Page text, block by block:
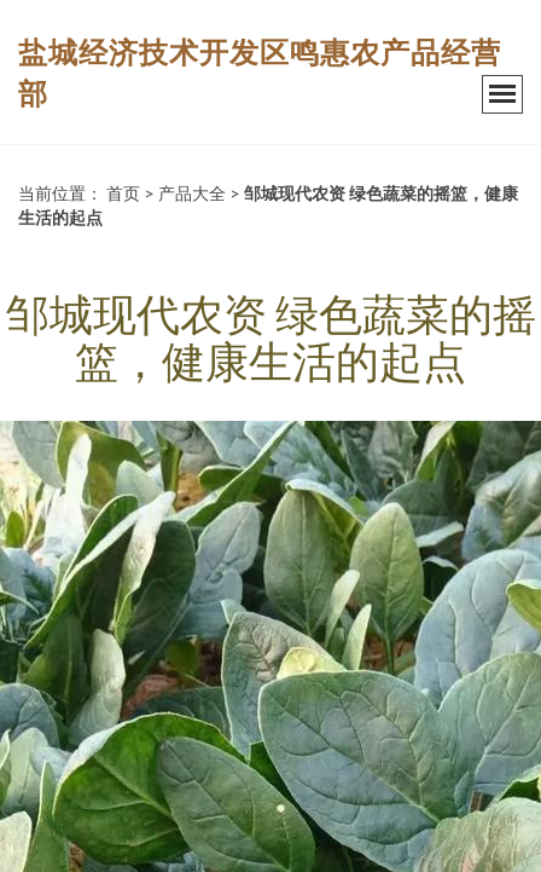
盐城经济技术开发区鸣惠农产品经营
部
当前位置： 首页 > 产品大全 > 邹城现代农资 绿色蔬菜的摇篮，健康
生活的起点
邹城现代农资 绿色蔬菜的摇
篮，健康生活的起点